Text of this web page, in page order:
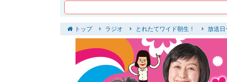
トップ ラジオ とれたてワイド朝生！ 放送日